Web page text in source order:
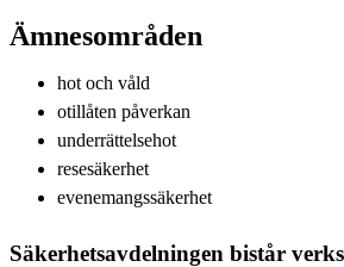
Ämnesområden
hot och våld
otillåten påverkan
underrättelsehot
resesäkerhet
evenemangssäkerhet
Säkerhetsavdelningen bistår